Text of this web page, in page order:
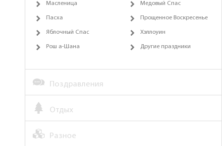
Масленица Медовый Спас
Пасха Прощенное Воскресенье
Яблочный Спас Хэллоуин
Рош а-Шана Другие праздники
Поздравления
Отдых
Разное